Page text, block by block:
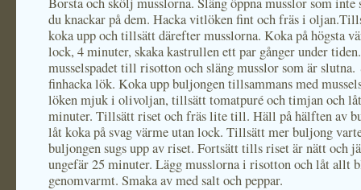
du knackar på dem. Hacka vitlöken fint och fräs i
koka upp och tillsätt därefter musslorna. Koka på högsta
lock, 4 minuter, skaka kastrullen ett par gånger under
musselspadet till risotton och släng musslor som är slutna.
finhacka lök. Koka upp buljongen tillsammans med
löken mjuk i olivoljan, tillsätt tomatpuré och timjan och
minuter. Tillsätt riset och fräs lite till. Häll på hälften av
låt koka på svag värme utan lock. Tillsätt mer buljong
buljongen sugs upp av riset. Fortsätt tills riset är nätt och
ungefär 25 minuter. Lägg musslorna i risotton och låt allt
genomvarmt. Smaka av med salt och peppar.